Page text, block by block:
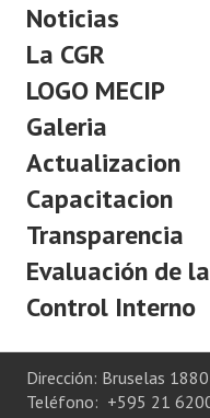
Noticias
La CGR
LOGO MECIP
Galeria
Actualizacion
Capacitacion
Transparencia
Evaluación de
Control Interno
Dirección: Bruselas 1880
Teléfono: +595 21